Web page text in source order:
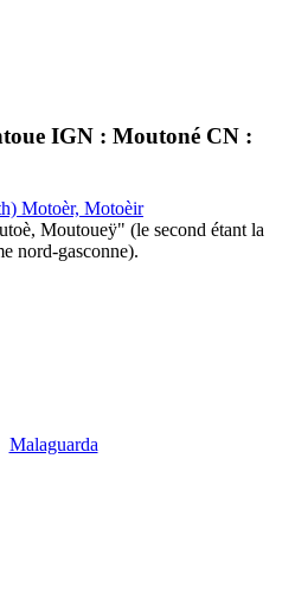
IGN : Moutoné CN :
Motoèr, Motoèir
Moutoueÿ" (le second étant la
nord-gasconne).
Malaguarda